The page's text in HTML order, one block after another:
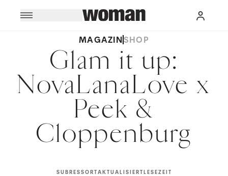
MAGAZINSHOP
Glam it up:
NovaLanaLove x
Peek &
Cloppenburg
SUBRESSORTAKTUALISIERTLESEZEIT